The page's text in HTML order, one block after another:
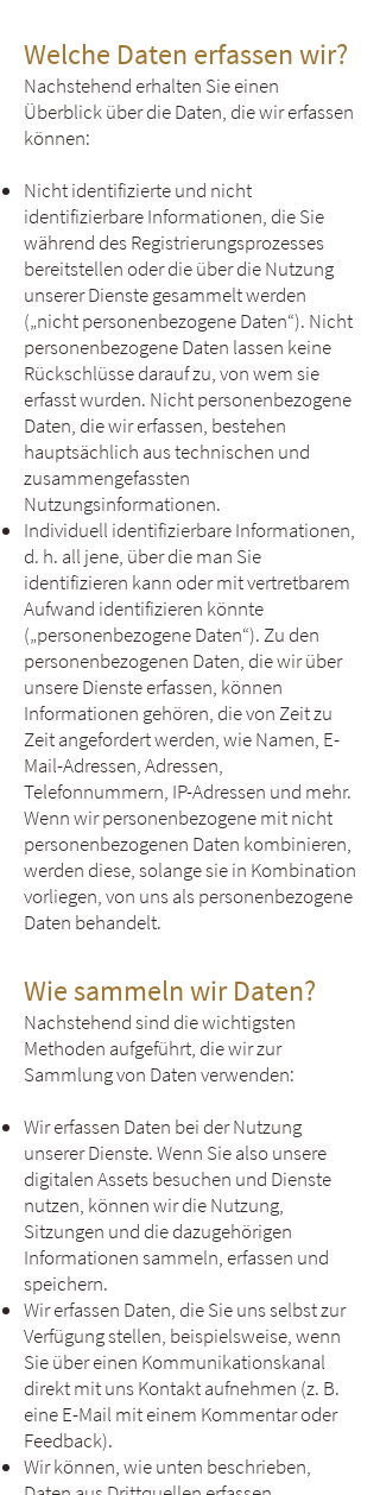
Welche Daten erfassen wir?
Nachstehend erhalten Sie einen
Überblick über die Daten, die wir erfassen
können:
Nicht identifizierte und nicht
identifizierbare Informationen, die Sie
während des Registrierungsprozesses
bereitstellen oder die über die Nutzung
unserer Dienste gesammelt werden
(„nicht personenbezogene Daten“). Nicht
personenbezogene Daten lassen keine
Rückschlüsse darauf zu, von wem sie
erfasst wurden. Nicht personenbezogene
Daten, die wir erfassen, bestehen
hauptsächlich aus technischen und
zusammengefassten
Nutzungsinformationen.
Individuell identifizierbare Informationen,
d. h. all jene, über die man Sie
identifizieren kann oder mit vertretbarem
Aufwand identifizieren könnte
(„personenbezogene Daten“). Zu den
personenbezogenen Daten, die wir über
unsere Dienste erfassen, können
Informationen gehören, die von Zeit zu
Zeit angefordert werden, wie Namen, E-
Mail-Adressen, Adressen,
Telefonnummern, IP-Adressen und mehr.
Wenn wir personenbezogene mit nicht
personenbezogenen Daten kombinieren,
werden diese, solange sie in Kombination
vorliegen, von uns als personenbezogene
Daten behandelt.
Wie sammeln wir Daten?
Nachstehend sind die wichtigsten
Methoden aufgeführt, die wir zur
Sammlung von Daten verwenden:
Wir erfassen Daten bei der Nutzung
unserer Dienste. Wenn Sie also unsere
digitalen Assets besuchen und Dienste
nutzen, können wir die Nutzung,
Sitzungen und die dazugehörigen
Informationen sammeln, erfassen und
speichern.
Wir erfassen Daten, die Sie uns selbst zur
Verfügung stellen, beispielsweise, wenn
Sie über einen Kommunikationskanal
direkt mit uns Kontakt aufnehmen (z. B.
eine E-Mail mit einem Kommentar oder
Feedback).
Wir können, wie unten beschrieben,